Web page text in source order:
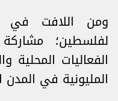
ومن اللافت في
لفلسطين؛
الفعاليات المحلية
المليونية في المدن